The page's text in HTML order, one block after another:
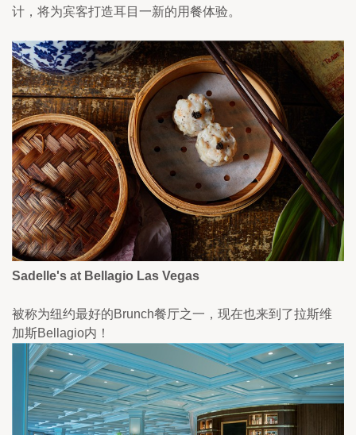
计，将为宾客打造耳目一新的用餐体验。
Sadelle's at Bellagio Las Vegas
被称为纽约最好的Brunch餐厅之一，现在也来到了拉斯维
加斯Bellagio内！